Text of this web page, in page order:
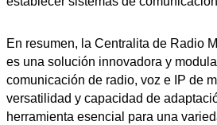
En resumen, la Centralita de Radio
es una solución innovadora y
comunicación de radio, voz e IP de
versatilidad y capacidad de
herramienta esencial para una